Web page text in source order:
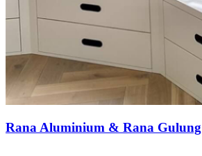
Rana Aluminium & Rana Gulung